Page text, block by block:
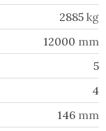
2885 kg
12000 mm
5
4
146 mm